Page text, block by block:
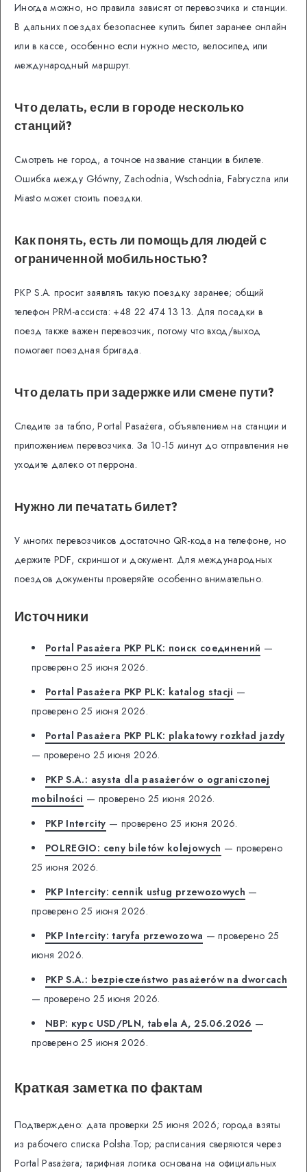
Иногда можно, но правила зависят от перевозчика и станции.
В дальних поездах безопаснее купить билет заранее онлайн
или в кассе, особенно если нужно место, велосипед или
международный маршрут.
Что делать, если в городе несколько
станций?
Смотреть не город, а точное название станции в билете.
Ошибка между Główny, Zachodnia, Wschodnia, Fabryczna или
Miasto может стоить поездки.
Как понять, есть ли помощь для людей с
ограниченной мобильностью?
PKP S.A. просит заявлять такую поездку заранее; общий
телефон PRM-ассиста: +48 22 474 13 13. Для посадки в
поезд также важен перевозчик, потому что вход/выход
помогает поездная бригада.
Что делать при задержке или смене пути?
Следите за табло, Portal Pasażera, объявлением на станции и
приложением перевозчика. За 10-15 минут до отправления не
уходите далеко от перрона.
Нужно ли печатать билет?
У многих перевозчиков достаточно QR-кода на телефоне, но
держите PDF, скриншот и документ. Для международных
поездов документы проверяйте особенно внимательно.
Источники
Portal Pasażera PKP PLK: поиск соединений —
проверено 25 июня 2026.
Portal Pasażera PKP PLK: katalog stacji —
проверено 25 июня 2026.
Portal Pasażera PKP PLK: plakatowy rozkład jazdy
— проверено 25 июня 2026.
PKP S.A.: asysta dla pasażerów o ograniczonej
mobilności — проверено 25 июня 2026.
PKP Intercity — проверено 25 июня 2026.
POLREGIO: ceny biletów kolejowych — проверено
25 июня 2026.
PKP Intercity: cennik usług przewozowych —
проверено 25 июня 2026.
PKP Intercity: taryfa przewozowa — проверено 25
июня 2026.
PKP S.A.: bezpieczeństwo pasażerów na dworcach
— проверено 25 июня 2026.
NBP: курс USD/PLN, tabela A, 25.06.2026 —
проверено 25 июня 2026.
Краткая заметка по фактам
Подтверждено: дата проверки 25 июня 2026; города взяты
из рабочего списка Polsha.Top; расписания сверяются через
Portal Pasażera; тарифная логика основана на официальных